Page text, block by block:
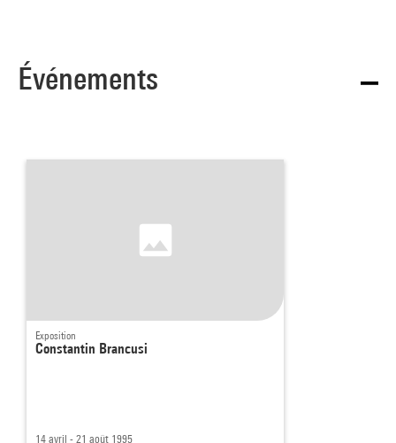
Événements
Exposition
Constantin Brancusi
14 avril - 21 août 1995